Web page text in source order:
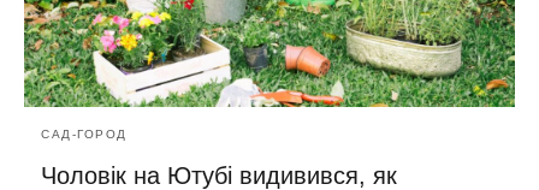
САД-ГОРОД
Чоловік на Ютубі видивився, як